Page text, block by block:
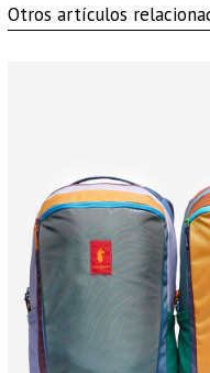
Otros artículos